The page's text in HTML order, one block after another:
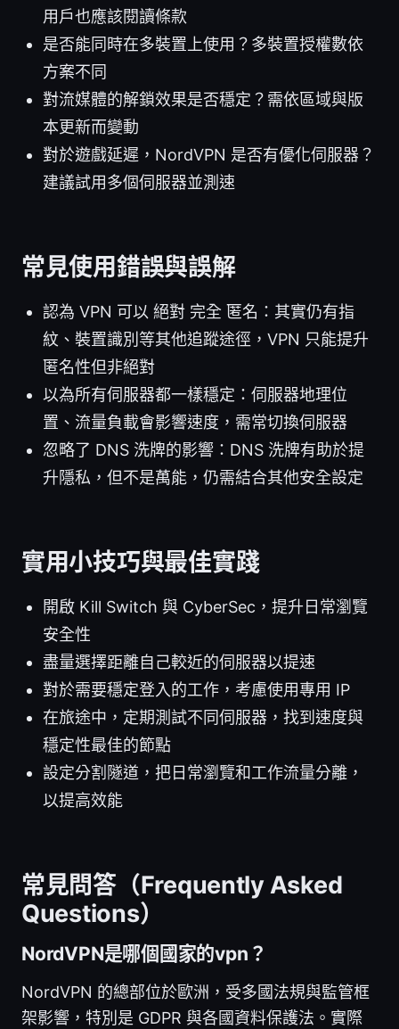
用戶也應該閱讀條款
是否能同時在多裝置上使用？多裝置授權數依
方案不同
對流媒體的解鎖效果是否穩定？需依區域與版
本更新而變動
對於遊戲延遲，NordVPN 是否有優化伺服器？
建議試用多個伺服器並測速
常見使用錯誤與誤解
認為 VPN 可以 絕對 完全 匿名：其實仍有指
紋、裝置識別等其他追蹤途徑，VPN 只能提升
匿名性但非絕對
以為所有伺服器都一樣穩定：伺服器地理位
置、流量負載會影響速度，需常切換伺服器
忽略了 DNS 洗牌的影響：DNS 洗牌有助於提
升隱私，但不是萬能，仍需結合其他安全設定
實用小技巧與最佳實踐
開啟 Kill Switch 與 CyberSec，提升日常瀏覽
安全性
盡量選擇距離自己較近的伺服器以提速
對於需要穩定登入的工作，考慮使用專用 IP
在旅途中，定期測試不同伺服器，找到速度與
穩定性最佳的節點
設定分割隧道，把日常瀏覽和工作流量分離，
以提高效能
常見問答（Frequently Asked
Questions）
NordVPN是哪個國家的vpn？
NordVPN 的總部位於歐洲，受多國法規與監管框
架影響，特別是 GDPR 與各國資料保護法。實際